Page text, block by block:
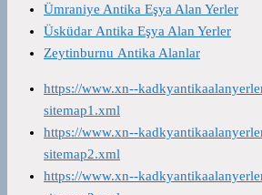
Ümraniye Antika Eşya Alan Yerler
Üsküdar Antika Eşya Alan Yerler
Zeytinburnu Antika Alanlar
https://www.xn--
sitemap1.xml
https://www.xn--
sitemap2.xml
https://www.xn--